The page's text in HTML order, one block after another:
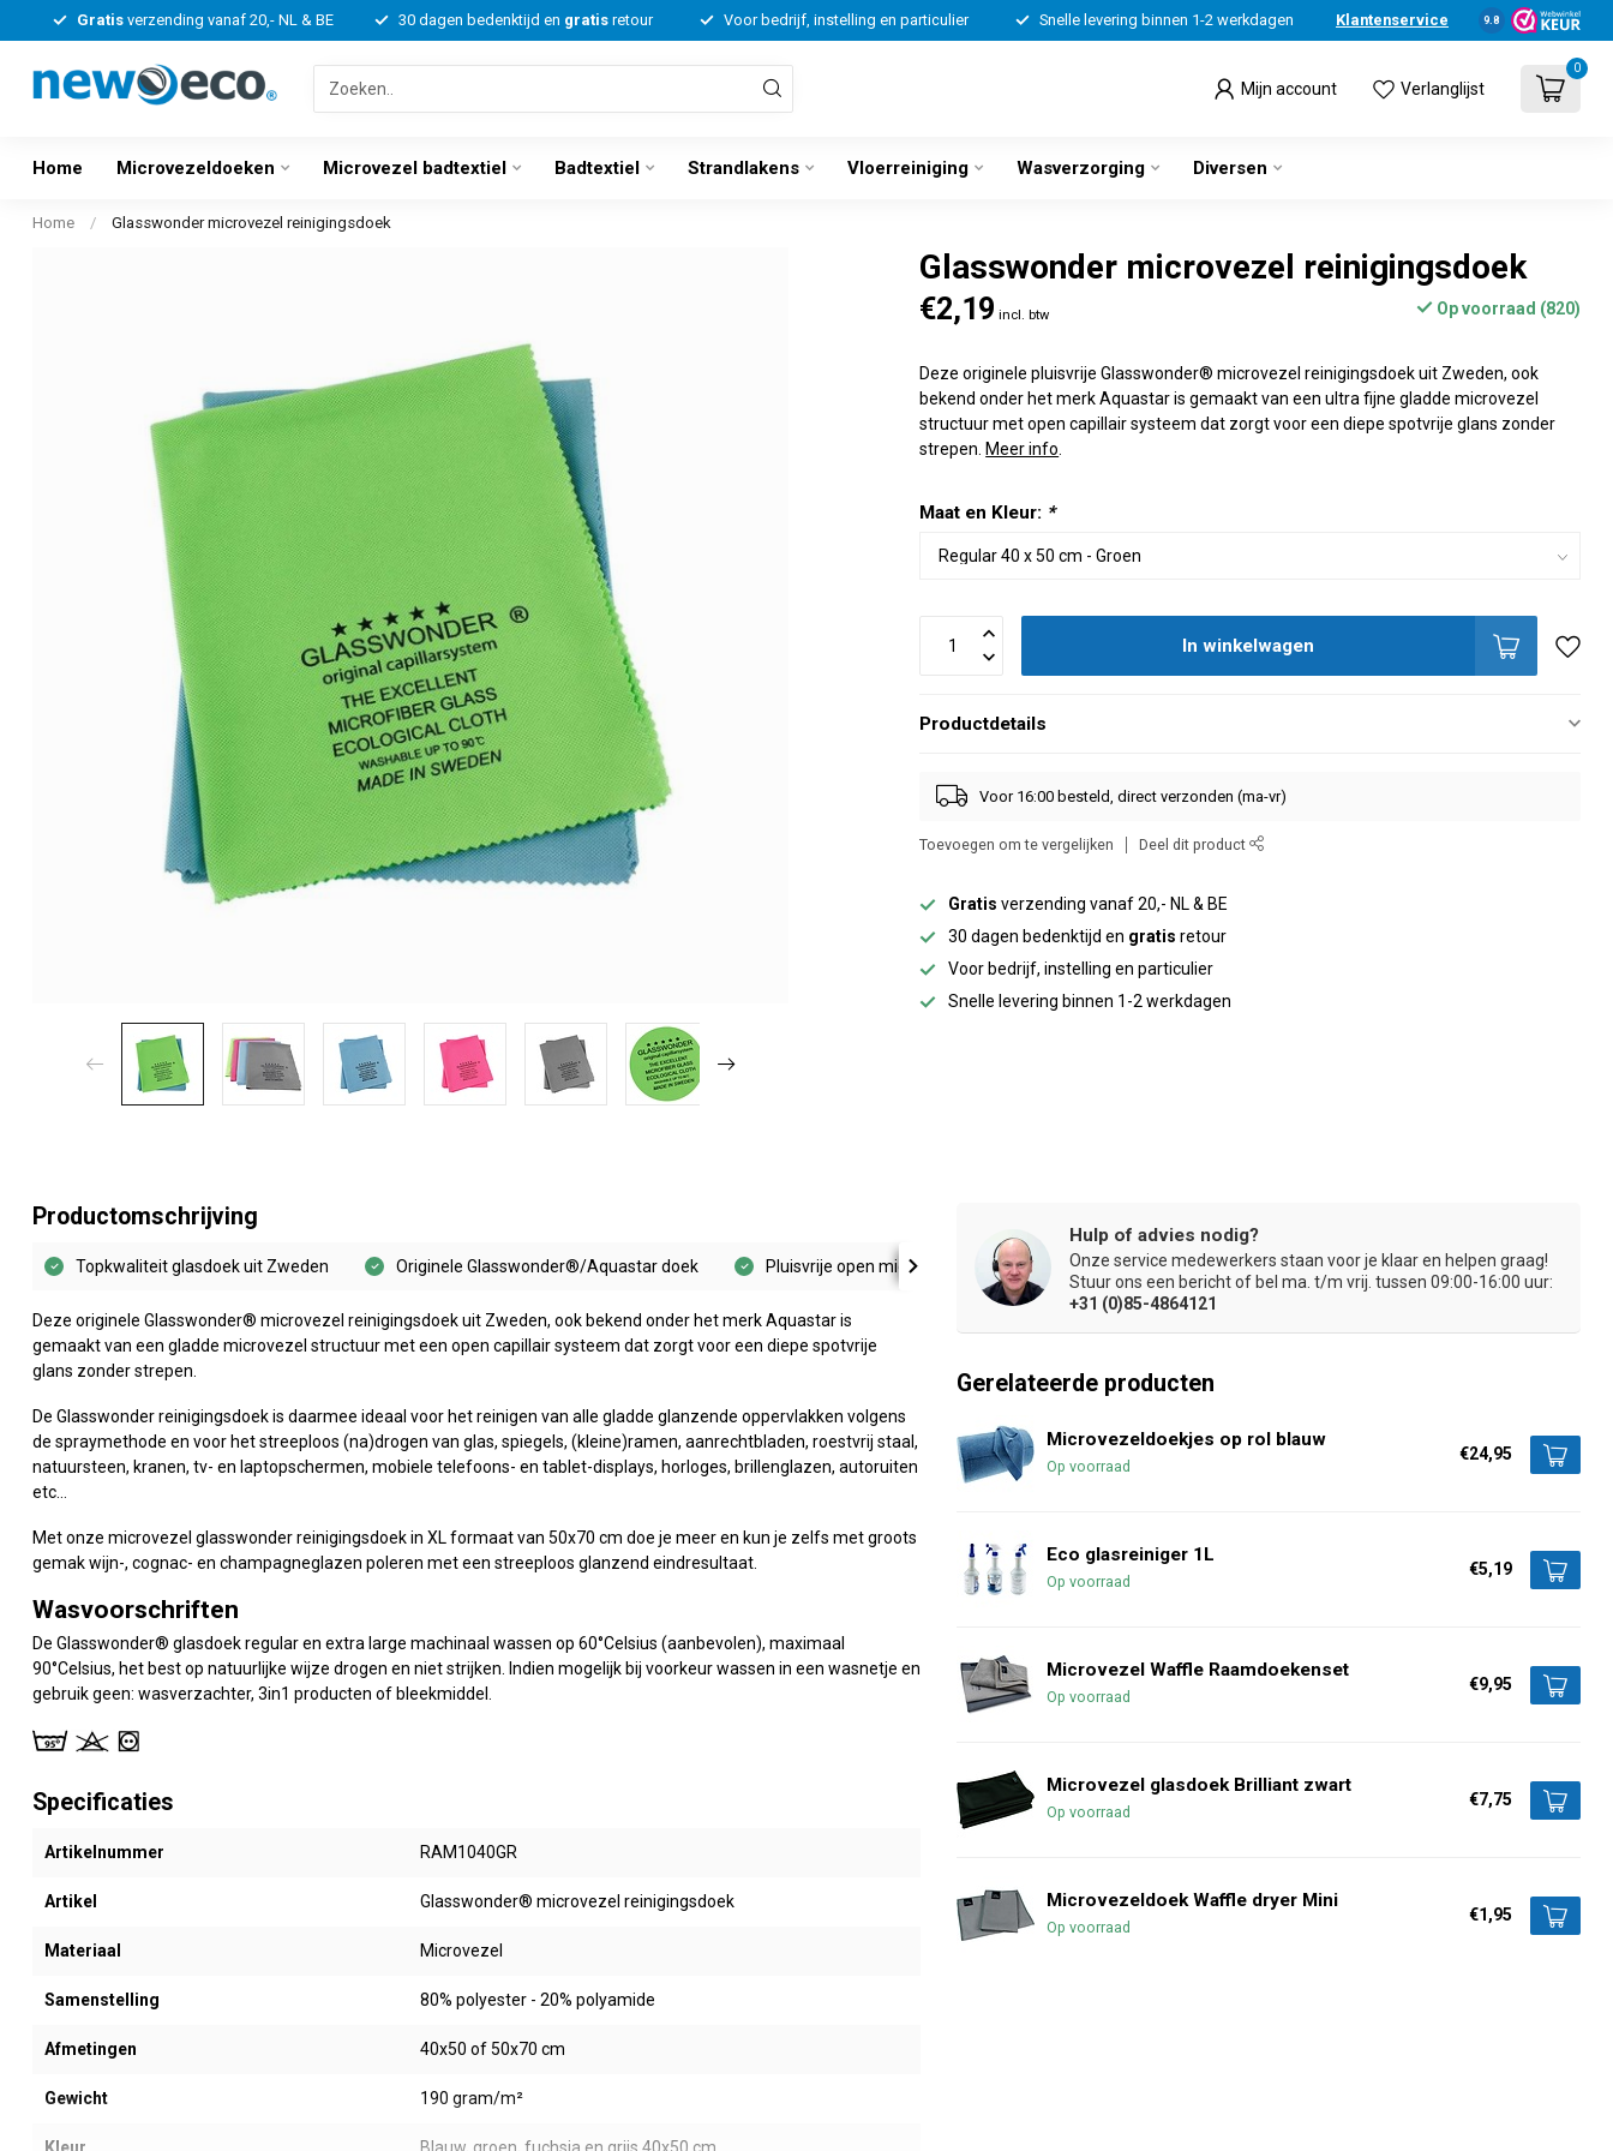
Gratisverzending vanaf 20,- NL & BE 30 dagen bedenktijd en gratisretour Voor bedrijf, instelling en particulier Snelle levering binnen 1-2 werkdagen Klantenservice 9.8
Mijn account Verlanglijst
0
Home Microvezeldoeken Microvezel badtextiel Badtextiel Strandlakens Vloerreiniging Wasverzorging Diversen
Home / Glasswonder microvezel reinigingsdoek
Glasswonder microvezel reinigingsdoek
€2,19 incl. btw Op voorraad (820)
Deze originele pluisvrije Glasswonder® microvezel reinigingsdoek uit Zweden, ook
bekend onder het merk Aquastar is gemaakt van een ultra fijne gladde microvezel
structuur met open capillair systeem dat zorgt voor een diepe spotvrije glans zonder
strepen. Meer info
Maat en Kleur: *
In winkelwagen
Productdetails
Voor 16:00 besteld, direct verzonden (ma-vr)
Toevoegen om te vergelijken Deel dit product
Gratis verzending vanaf 20,- NL & BE
30 dagen bedenktijd en gratis retour
Voor bedrijf, instelling en particulier
Snelle levering binnen 1-2 werkdagen
Productomschrijving
Topkwaliteit glasdoek uit Zweden Originele Glasswonder®/Aquastar doek Pluisvrije open microvezel structuur 100% Spot- en streeploos eindresultaat Voorzien van
Deze originele Glasswonder® microvezel reinigingsdoek uit Zweden, ook bekend onder het merk Aquastar is
gemaakt van een gladde microvezel structuur met een open capillair systeem dat zorgt voor een diepe spotvrije
glans zonder strepen.
De Glasswonder reinigingsdoek is daarmee ideaal voor het reinigen van alle gladde glanzende oppervlakken volgens
de spraymethode en voor het streeploos (na)drogen van glas, spiegels, (kleine)ramen, aanrechtbladen, roestvrij staal,
natuursteen, kranen, tv- en laptopschermen, mobiele telefoons- en tablet-displays, horloges, brillenglazen, autoruiten
etc…
Met onze microvezel glasswonder reinigingsdoek in XL formaat van 50x70 cm doe je meer en kun je zelfs met groots
gemak wijn-, cognac- en champagneglazen poleren met een streeploos glanzend eindresultaat.
Wasvoorschriften
De Glasswonder® glasdoek regular en extra large machinaal wassen op 60°Celsius (aanbevolen), maximaal
90°Celsius, het best op natuurlijke wijze drogen en niet strijken. Indien mogelijk bij voorkeur wassen in een wasnetje en
gebruik geen: wasverzachter, 3in1 producten of bleekmiddel.
Specificaties
Artikelnummer RAM1040GR
Artikel Glasswonder® microvezel reinigingsdoek
Materiaal Microvezel
Samenstelling 80% polyester - 20% polyamide
Afmetingen 40x50 of 50x70 cm
Gewicht 190 gram/m²
Hulp of advies nodig?
Onze service medewerkers staan voor je klaar en helpen graag!
Stuur ons een bericht of bel ma. t/m vrij. tussen 09:00-16:00 uur:
+31 (0)85-4864121
Gerelateerde producten
Microvezeldoekjes op rol blauw
Op voorraad
€24,95
Eco glasreiniger 1L
Op voorraad
€5,19
Microvezel Waffle Raamdoekenset
Op voorraad
€9,95
Microvezel glasdoek Brilliant zwart
Op voorraad
€7,75
Microvezeldoek Waffle dryer Mini
Op voorraad
€1,95